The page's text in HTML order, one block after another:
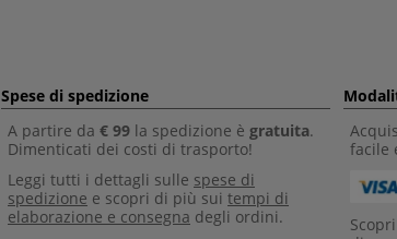
Spese di spedizione
A partire da € 99 la spedizione è gratuita.
Dimenticati dei costi di trasporto!
Leggi tutti i dettagli sulle spese di
spedizione e scopri di più sui tempi di
elaborazione e consegna degli ordini.
facile